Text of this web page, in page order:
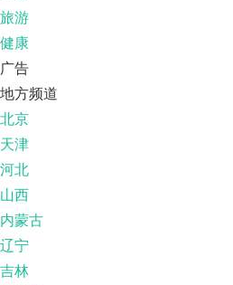
旅游
健康
广告
地方频道
北京
天津
河北
山西
内蒙古
辽宁
吉林